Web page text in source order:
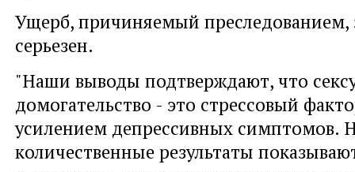
Ущерб, причиняемый преследованием,
серьезен.
"Наши выводы подтверждают, что
домогательство - это стрессовый
усилением депрессивных симптомов.
количественные результаты